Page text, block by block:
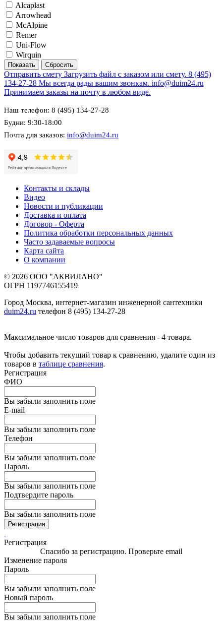
Alcaplast
Arrowhead
McAlpine
Remer
Uni-Flow
Wirquin
Отправить смету Загрузить файл с заказом или смету. 8 (495)
134-27-28 Мы всегда рады вашим звонкам. info@duim24.ru
Принимаем заказы на почту в любом виде.
Наш телефон: 8 (495) 134-27-28
Будни: 9:30-18:00
Почта для заказов: info@duim24.ru
Контакты и склады
Видео
Новости и публикации
Доставка и оплата
Договор - Оферта
Политика обработки персональных данных
Часто задаваемые вопросы
Карта сайта
О компании
© 2026 ООО "АКВИЛАНО"
ОГРН 1197746155419
Город Москва, интернет-магазин инженерной сантехники
duim24.ru телефон 8 (495) 134-27-28
Максимальное число товаров для сравнения - 4 товара.
Чтобы добавить текущий товар к сравнению, удалите один из
товаров в таблице сравнения.
Регистрация
ФИО
Вы забыли заполнить поле
E-mail
Вы забыли заполнить поле
Телефон
Вы забыли заполнить поле
Пароль
Вы забыли заполнить поле
Подтвердите пароль
Вы забыли заполнить поле
Регистрация
Регистрация
Спасибо за регистрацию. Проверьте email
Изменение пароля
Пароль
Вы забыли заполнить поле
Новый пароль
Вы забыли заполнить поле